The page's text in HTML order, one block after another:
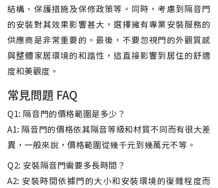
結構、保護措施及保修政策等。同時，考慮到隔音門
的安裝對其效果影響甚大，選擇擁有專業安裝服務的
供應商是非常重要的。最後，不要忽視門的外觀質感
與整體家居環境的和諧性，這直接影響到居住的舒適
度和美觀度。
常見問題 FAQ
Q1: 隔音門的價格範圍是多少？
A1: 隔音門的價格依其隔音等級和材質不同而有很大差
異，一般來說，價格範圍從幾千元到幾萬元不等。
Q2: 安裝隔音門需要多長時間？
A2: 安裝時間依據門的大小和安裝環境的復雜程度而